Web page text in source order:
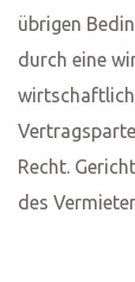
übrigen
durch eine
Recht.
des